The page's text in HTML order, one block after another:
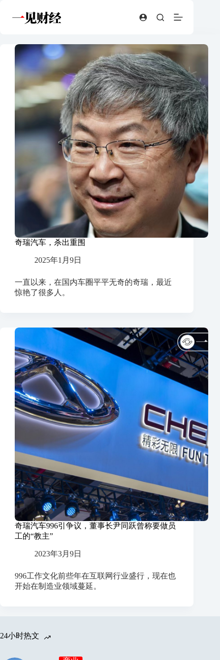
奇瑞汽车，杀出重围
2025年1月9日
一直以来，在国内车圈平平无奇的奇瑞，最近
惊艳了很多人。
奇瑞汽车996引争议，董事长尹同跃曾称要做员
工的“教主”
2023年3月9日
996工作文化前些年在互联网行业盛行，现在也
开始在制造业领域蔓延。
24小时热文